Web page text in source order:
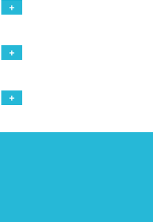
+
+
+